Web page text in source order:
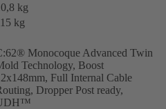
kg
kg
Monocoque Advanced Twin
Technology, Boost
Full Internal Cable
Dropper Post ready,